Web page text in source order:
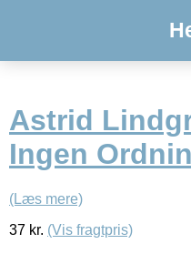
Astrid
Ingen
(Læs mere)
37 kr. (Vis fragtpris)